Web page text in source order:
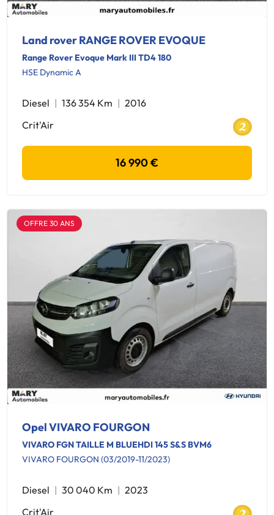
Land rover RANGE ROVER EVOQUE
Range Rover Evoque Mark III TD4 180
HSE Dynamic A
Diesel 136 354 Km
2016
Crit'Air
16 990 €
OFFRE 30 ANS
Opel VIVARO FOURGON
VIVARO FGN TAILLE M BLUEHDI 145 S&S BVM6
VIVARO FOURGON (03/2019-11/2023)
Diesel 30 040 Km
2023
Crit'Air